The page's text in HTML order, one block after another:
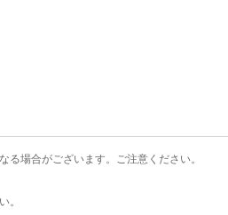
場合がございます。ご注意ください。
。